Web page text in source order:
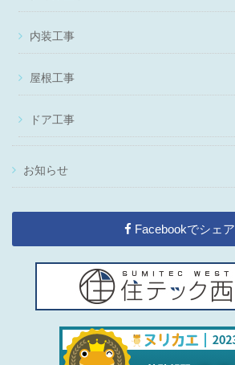
内装工事
屋根工事
ドア工事
お知らせ
Facebookでシェア